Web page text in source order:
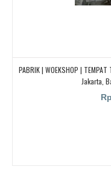
PABRIK | WOEKSHOP | TEMPAT
Jakarta,